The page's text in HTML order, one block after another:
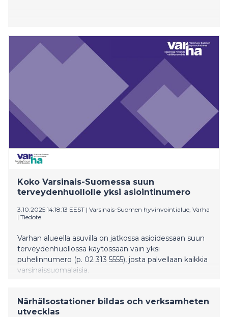
Koko Varsinais-Suomessa suun
terveydenhuollolle yksi asiointinumero
3.10.2025 14:18:13 EEST | Varsinais-Suomen hyvinvointialue, Varha
| Tiedote
Varhan alueella asuvilla on jatkossa asioidessaan suun
terveydenhuollossa käytössään vain yksi
puhelinnumero (p. 02 313 5555), josta palvellaan kaikkia
varsinaissuomalaisia.
Närhälsostationer bildas och verksamheten
utvecklas